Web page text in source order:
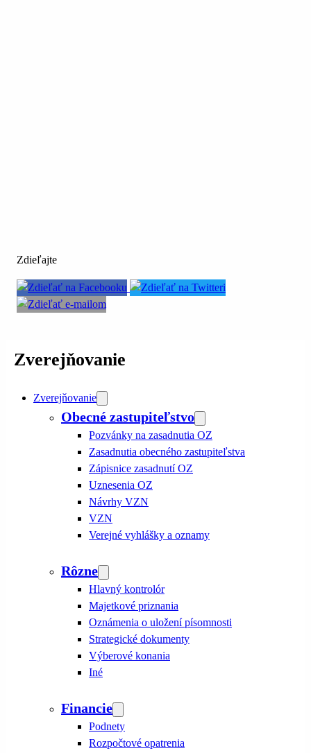
Zdieľajte
Zverejňovanie
Zverejňovanie
Obecné zastupiteľstvo
Pozvánky na zasadnutia OZ
Zasadnutia obecného zastupiteľstva
Zápisnice zasadnutí OZ
Uznesenia OZ
Návrhy VZN
VZN
Verejné vyhlášky a oznamy
Rôzne
Hlavný kontrolór
Majetkové priznania
Oznámenia o uložení písomnosti
Strategické dokumenty
Výberové konania
Iné
Financie
Podnety
Rozpočtové opatrenia